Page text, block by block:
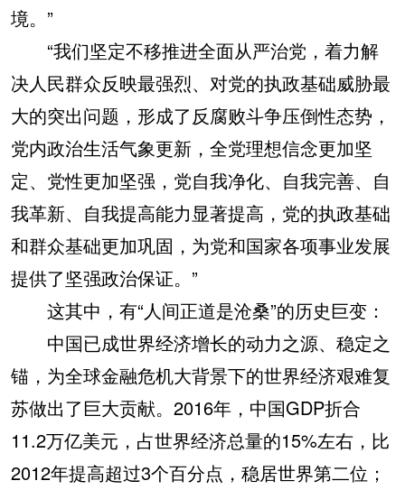
境。”
“我们坚定不移推进全面从严治党，着力解
决人民群众反映最强烈、对党的执政基础威胁最
大的突出问题，形成了反腐败斗争压倒性态势，
党内政治生活气象更新，全党理想信念更加坚
定、党性更加坚强，党自我净化、自我完善、自
我革新、自我提高能力显著提高，党的执政基础
和群众基础更加巩固，为党和国家各项事业发展
提供了坚强政治保证。”
这其中，有“人间正道是沧桑”的历史巨变：
中国已成世界经济增长的动力之源、稳定之
锚，为全球金融危机大背景下的世界经济艰难复
苏做出了巨大贡献。2016年，中国GDP折合
11.2万亿美元，占世界经济总量的15%左右，比
2012年提高超过3个百分点，稳居世界第二位；